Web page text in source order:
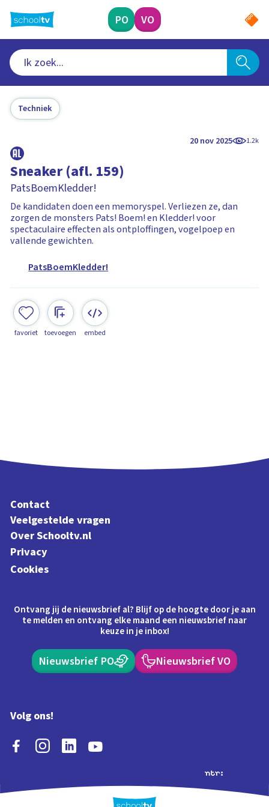
naar
hoofdinhoud
PO VO
Techniek
20 nov 2025 1.2k
Sneaker (afl. 159)
PatsBoemKledder!
De kandidaten doen een memoryspel. Verliezen ze, dan
zorgen de monsters Pats! Boem! en Kledder! voor
spectaculaire effecten als ontploffingen, vogelpoep en
vallende gewichten.
PatsBoemKledder!
favoriet toevoegen embed
Contact
Veelgestelde vragen
Over Schooltv.nl
Privacy
Cookies
Ontvang jij de nieuwsbrief al? Blijf op de hoogte door je aan
te melden en ontvang elke maand een nieuwsbrief naar
keuze in je inbox!
Nieuwsbrief PO Nieuwsbrief VO
Volg ons!